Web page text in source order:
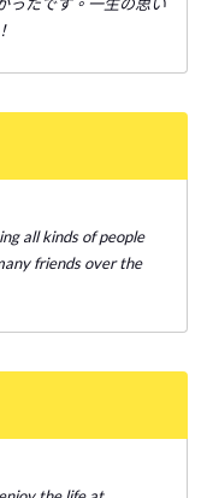
all kinds of people
friends over the